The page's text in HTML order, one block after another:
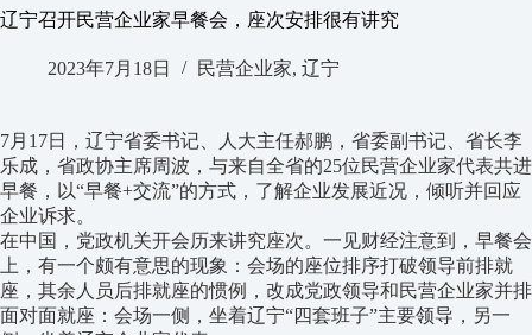
辽宁召开民营企业家早餐会，座次安排很有讲究
2023年7月18日 民营企业家, 辽宁
7月17日，辽宁省委书记、人大主任郝鹏，省委副书记、省长李
乐成，省政协主席周波，与来自全省的25位民营企业家代表共进
早餐，以“早餐+交流”的方式，了解企业发展近况，倾听并回应
企业诉求。
在中国，党政机关开会历来讲究座次。一见财经注意到，早餐会
上，有一个颇有意思的现象：会场的座位排序打破领导前排就
座，其余人员后排就座的惯例，改成党政领导和民营企业家并排
面对面就座：会场一侧，坐着辽宁“四套班子”主要领导，另一